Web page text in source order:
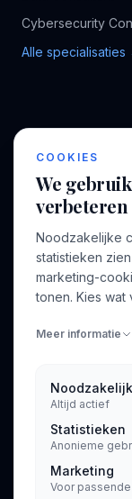
Cybersecurity
Alle specialisaties
BEDRIJF
Bedrijven
Blog
Contact
INFORMATIE
Privacyverklaring
© 2026
COOKIES
We
verbeteren
Noodzakelijke
statistieken
marketing-
tonen. Kies wat
Meer informatie
Noodzakelijk
Altijd actief
Statistieken
Anonieme
Marketing
Voor